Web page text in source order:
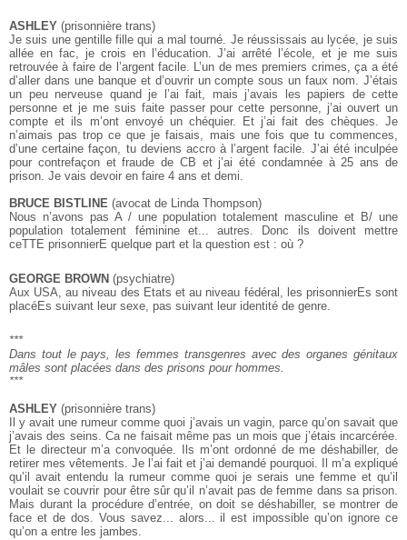
ASHLEY (prisonnière trans)
Je suis une gentille fille qui a mal tourné. Je réussissais au lycée, je suis
allée en fac, je crois en l’éducation. J’ai arrêté l’école, et je me suis
retrouvée à faire de l’argent facile. L’un de mes premiers crimes, ça a été
d’aller dans une banque et d’ouvrir un compte sous un faux nom. J’étais
un peu nerveuse quand je l’ai fait, mais j’avais les papiers de cette
personne et je me suis faite passer pour cette personne, j’ai ouvert un
compte et ils m’ont envoyé un chéquier. Et j’ai fait des chèques. Je
n’aimais pas trop ce que je faisais, mais une fois que tu commences,
d’une certaine façon, tu deviens accro à l’argent facile. J’ai été inculpée
pour contrefaçon et fraude de CB et j’ai été condamnée à 25 ans de
prison. Je vais devoir en faire 4 ans et demi.
BRUCE BISTLINE (avocat de Linda Thompson)
Nous n’avons pas A / une population totalement masculine et B/ une
population totalement féminine et... autres. Donc ils doivent mettre
ceTTE prisonnierE quelque part et la question est : où ?
GEORGE BROWN (psychiatre)
Aux USA, au niveau des Etats et au niveau fédéral, les prisonnierEs sont
placéEs suivant leur sexe, pas suivant leur identité de genre.
***
Dans tout le pays, les femmes transgenres avec desorganes génitaux
mâles sont placées dans des prisons pour hommes.
***
ASHLEY (prisonnière trans)
Il y avait une rumeur comme quoi j’avais un vagin, parce qu’on savait que
j’avais des seins. Ca ne faisait même pas un mois que j’étais incarcérée.
Et le directeur m’a convoquée. Ils m’ont ordonné de me déshabiller, de
retirer mes vêtements. Je l’ai fait et j’ai demandé pourquoi. Il m’a expliqué
qu’il avait entendu la rumeur comme quoi je serais une femme et qu’il
voulait se couvrir pour être sûr qu’il n’avait pas de femme dans sa prison.
Mais durant la procédure d’entrée, on doit se déshabiller, se montrer de
face et de dos. Vous savez... alors... il est impossible qu’on ignore ce
qu’on a entre les jambes.